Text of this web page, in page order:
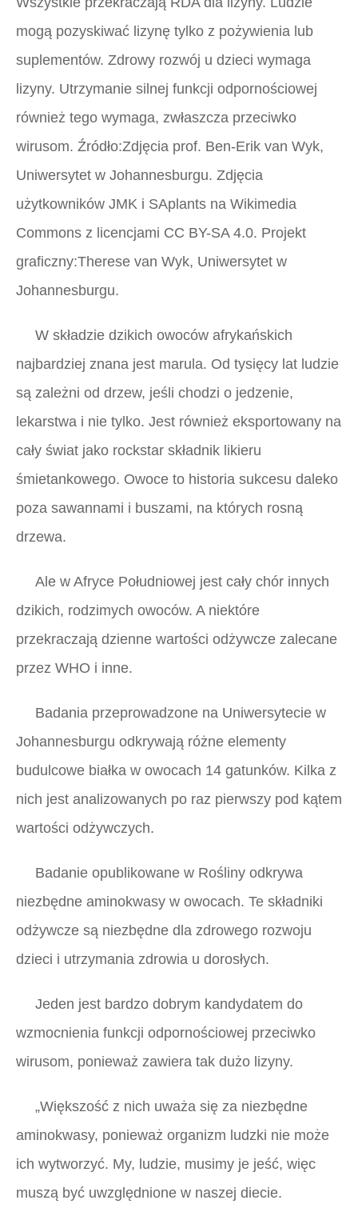
mogą pozyskiwać lizynę tylko z pożywienia lub
suplementów. Zdrowy rozwój u dzieci wymaga
lizyny. Utrzymanie silnej funkcji odpornościowej
również tego wymaga, zwłaszcza przeciwko
wirusom. Źródło:Zdjęcia prof. Ben-Erik van Wyk,
Uniwersytet w Johannesburgu. Zdjęcia
użytkowników JMK i SAplants na Wikimedia
Commons z licencjami CC BY-SA 4.0. Projekt
graficzny:Therese van Wyk, Uniwersytet w
Johannesburgu.
W składzie dzikich owoców afrykańskich
najbardziej znana jest marula. Od tysięcy lat ludzie
są zależni od drzew, jeśli chodzi o jedzenie,
lekarstwa i nie tylko. Jest również eksportowany na
cały świat jako rockstar składnik likieru
śmietankowego. Owoce to historia sukcesu daleko
poza sawannami i buszami, na których rosną
drzewa.
Ale w Afryce Południowej jest cały chór innych
dzikich, rodzimych owoców. A niektóre
przekraczają dzienne wartości odżywcze zalecane
przez WHO i inne.
Badania przeprowadzone na Uniwersytecie w
Johannesburgu odkrywają różne elementy
budulcowe białka w owocach 14 gatunków. Kilka z
nich jest analizowanych po raz pierwszy pod kątem
wartości odżywczych.
Badanie opublikowane w Rośliny odkrywa
niezbędne aminokwasy w owocach. Te składniki
odżywcze są niezbędne dla zdrowego rozwoju
dzieci i utrzymania zdrowia u dorosłych.
Jeden jest bardzo dobrym kandydatem do
wzmocnienia funkcji odpornościowej przeciwko
wirusom, ponieważ zawiera tak dużo lizyny.
„Większość z nich uważa się za niezbędne
aminokwasy, ponieważ organizm ludzki nie może
ich wytworzyć. My, ludzie, musimy je jeść, więc
muszą być uwzględnione w naszej diecie.